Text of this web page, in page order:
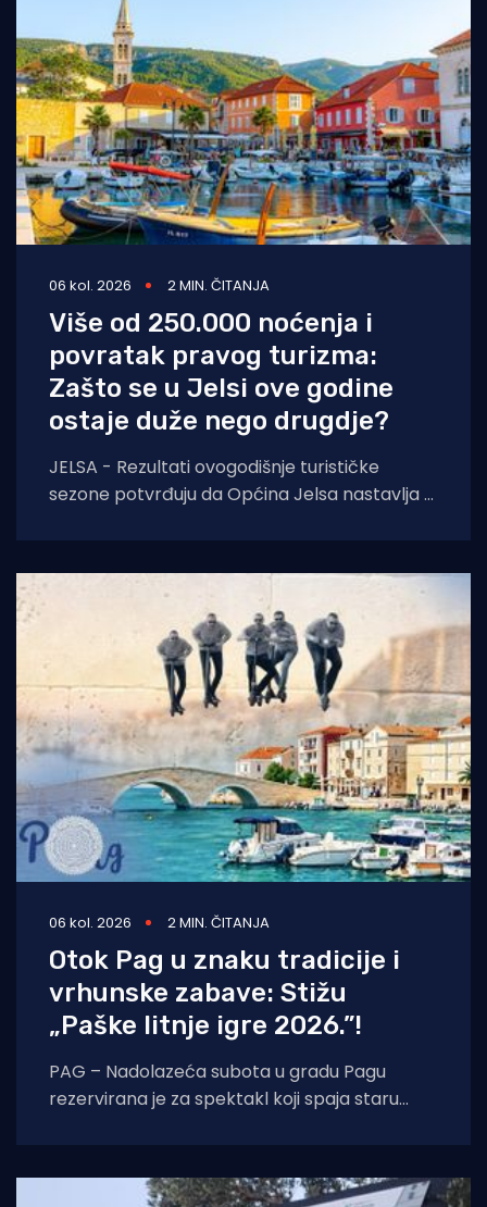
06 kol. 2026 2 MIN. ČITANJA
Više od 250.000 noćenja i
povratak pravog turizma:
Zašto se u Jelsi ove godine
ostaje duže nego drugdje?
JELSA - Rezultati ovogodišnje turističke
sezone potvrđuju da Općina Jelsa nastavlja u
06 kol. 2026 2 MIN. ČITANJA
Otok Pag u znaku tradicije i
vrhunske zabave: Stižu
„Paške litnje igre 2026.”!
PAG – Nadolazeća subota u gradu Pagu
rezervirana je za spektakl koji spaja staru